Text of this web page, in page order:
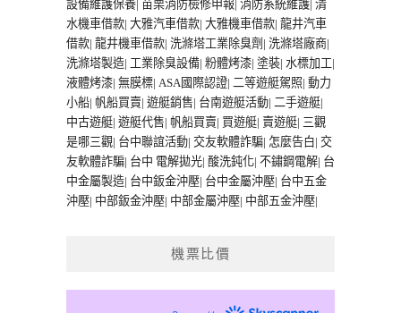
設備維護保養| 苗栗消防檢修申報| 消防系統維護| 清
水機車借款| 大雅汽車借款| 大雅機車借款| 龍井汽車
借款| 龍井機車借款| 洗滌塔工業除臭劑 | 洗滌塔廠商|
洗滌塔製造| 工業除臭設備| 粉體烤漆| 塗裝| 水標加工|
液體烤漆| 無膜標| ASA國際認證| 二等遊艇駕照| 動力
小船| 帆船買賣| 遊艇銷售| 台南遊艇活動| 二手遊艇|
中古遊艇| 遊艇代售| 帆船買賣| 買遊艇| 賣遊艇| 三觀
是哪三觀| 台中聯誼活動| 交友軟體詐騙| 怎麼告白| 交
友軟體詐騙| 台中 電解拋光| 酸洗鈍化| 不鏽鋼電解| 台
中金屬製造| 台中鈑金沖壓| 台中金屬沖壓| 台中五金
沖壓| 中部鈑金沖壓| 中部金屬沖壓| 中部五金沖壓|
機票比價